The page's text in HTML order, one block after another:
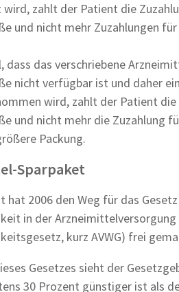
wird, zahlt der Patient die
und nicht mehr Zuzahlungen
dass das verschriebene
nicht verfügbar ist und daher
wird, zahlt der Patient
und nicht mehr die Zuzahlung
Packung.
Sparpaket
hat 2006 den Weg für das
in der
kurz AVWG) frei
Gesetzes sieht der
30 Prozent günstiger ist als